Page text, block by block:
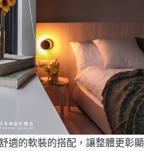
適的軟裝的搭配，讓整體更彰顯